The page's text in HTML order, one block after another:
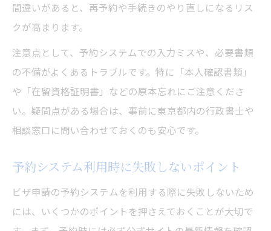
間違いがあると、再予約や手続きのやり直しになるリス
クが高まります。
注意点として、予約システムでの入力ミスや、必要書類
の不備がよくあるトラブルです。特に「本人確認書類」
や「在留資格証明書」などの原本忘れにご注意くださ
い。疑問点がある場合は、事前に東京都内の行政書士や
相談窓口に問い合わせておくのも安心です。
予約システム利用時に失敗しないポイント
ビザ申請の予約システムを利用する際に失敗しないため
には、いくつかのポイントを押さえておくことが大切で